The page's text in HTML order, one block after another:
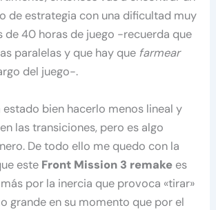
de estrategia con una dificultad muy
de 40 horas de juego -recuerda que
paralelas y que hay que farmear
del juego-.
estado bien hacerlo menos lineal y
las transiciones, pero es algo
De todo ello me quedo con la
este Front Mission 3 remake es
por la inercia que provoca «tirar»
grande en su momento que por el